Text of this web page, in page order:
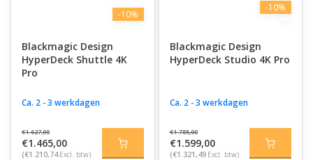
-10%
Blackmagic Design
HyperDeck Shuttle 4K
Pro
Ca. 2 - 3 werkdagen
€1.627,00
€1.465,00
(€1.210,74 Excl. btw)
-10%
Blackmagic Design
HyperDeck Studio 4K Pro
Ca. 2 - 3 werkdagen
€1.785,00
€1.599,00
(€1.321,49 Excl. btw)